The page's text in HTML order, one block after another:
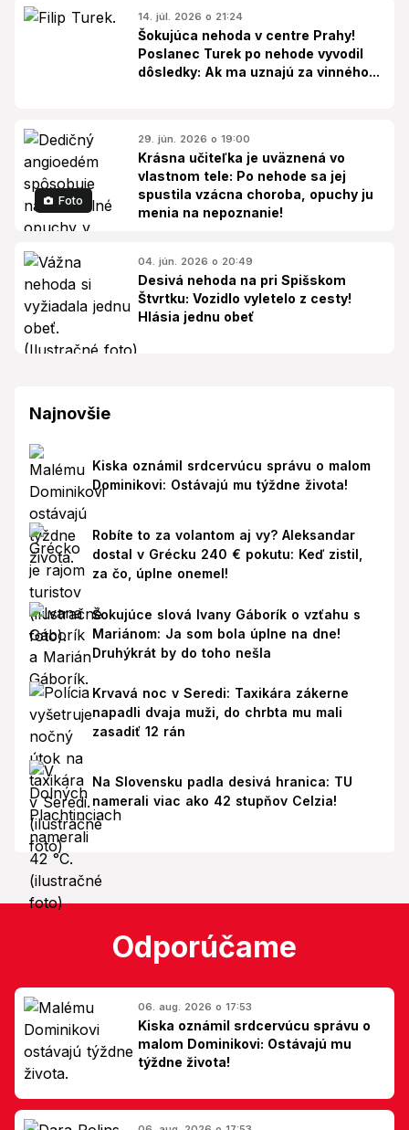
14. júl. 2026 o 21:24
Šokujúca nehoda v centre Prahy!
Poslanec Turek po nehode vyvodil
dôsledky: Ak ma uznajú za vinného...
Foto
29. jún. 2026 o 19:00
Krásna učiteľka je uväznená vo
vlastnom tele: Po nehode sa jej
spustila vzácna choroba, opuchy ju
menia na nepoznanie!
04. jún. 2026 o 20:49
Desivá nehoda na pri Spišskom
Štvrtku: Vozidlo vyletelo z cesty!
Hlásia jednu obeť
Najnovšie
Kiska oznámil srdcervúcu správu o malom
Dominikovi: Ostávajú mu týždne života!
Robíte to za volantom aj vy? Aleksandar
dostal v Grécku 240 € pokutu: Keď zistil,
za čo, úplne onemel!
Šokujúce slová Ivany Gáborík o vzťahu s
Mariánom: Ja som bola úplne na dne!
Druhýkrát by do toho nešla
Krvavá noc v Seredi: Taxikára zákerne
napadli dvaja muži, do chrbta mu mali
zasadiť 12 rán
Na Slovensku padla desivá hranica: TU
namerali viac ako 42 stupňov Celzia!
Odporúčame
06. aug. 2026 o 17:53
Kiska oznámil srdcervúcu správu o
malom Dominikovi: Ostávajú mu
týždne života!